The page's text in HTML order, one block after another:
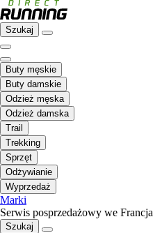
Szukaj
Buty męskie
Buty damskie
Odzież męska
Odzież damska
Trail
Trekking
Sprzęt
Odżywianie
Wyprzedaż
Marki
Serwis posprzedażowy we Francja
Szukaj